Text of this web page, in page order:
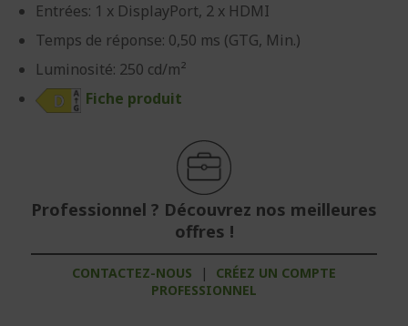
Entrées: 1 x DisplayPort, 2 x HDMI
Temps de réponse: 0,50 ms (GTG, Min.)
Luminosité: 250 cd/m²
Fiche produit
Professionnel ? Découvrez nos meilleures
offres !
CONTACTEZ-NOUS |
CRÉEZ UN COMPTE
PROFESSIONNEL